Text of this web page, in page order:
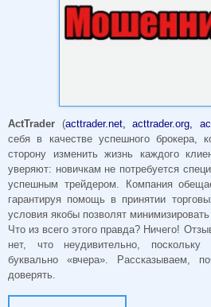
ActTrader (acttrader.net, acttrader.org,
себя в качестве успешного брокера,
сторону изменить жизнь каждого
уверяют: новичкам не потребуется
успешным трейдером. Компания
гарантируя помощь в принятии
условия якобы позволят
Что из всего этого правда? Ничего!
нет, что неудивительно, поскольку
буквально «вчера». Рассказываем,
доверять.